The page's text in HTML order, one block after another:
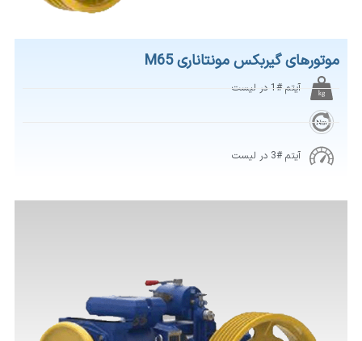
موتورهای گیربکس مونتاناری M65
آیتم #1 در لیست
آیتم #3 در لیست